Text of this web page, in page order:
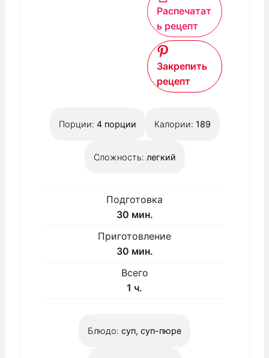
Распечатат
ь рецепт
Закрепить
рецепт
Порции: 4 порции Калории: 189
Сложность: легкий
Подготовка
30м
т
мин.
Приготовление
30м
н
мин.
Всего
1 чч.
Блюдо: суп, суп-пюре